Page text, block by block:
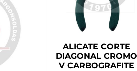
ALICATE CORTE
DIAGONAL CROMO
V CARBOGRAFITE